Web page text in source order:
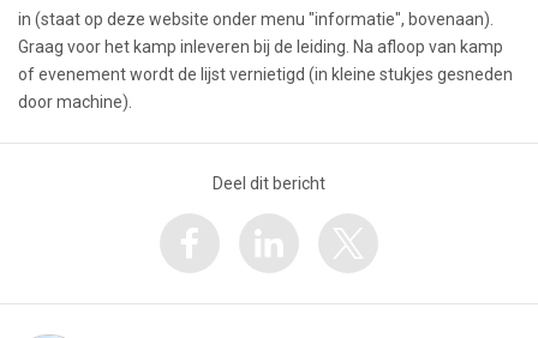
in (staat op deze website onder menu "informatie", bovenaan).
Graag voor het kamp inleveren bij de leiding. Na afloop van kamp
of evenement wordt de lijst vernietigd (in kleine stukjes gesneden
door machine).
Deel dit bericht